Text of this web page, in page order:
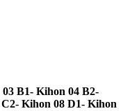
03 B1- Kihon 04 B2-
C2- Kihon 08 D1- Kihon